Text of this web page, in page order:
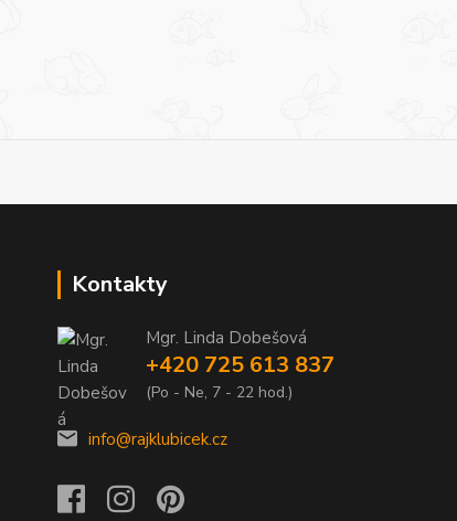
Kontakty
Mgr. Linda Dobešová
+420 725 613 837
(Po - Ne, 7 - 22 hod.)
info@rajklubicek.cz